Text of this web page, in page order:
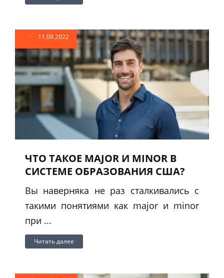
11.08.2022
ЧТО ТАКОЕ MAJOR И MINOR В
СИСТЕМЕ ОБРАЗОВАНИЯ США?
Вы наверняка не раз сталкивались с
такими понятиями как major и minor
при ...
Читать далее